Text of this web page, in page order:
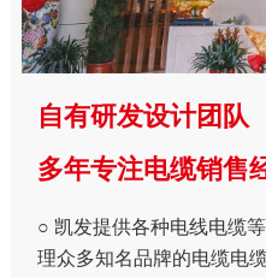
自有研发设计团队
多年专注电缆销售
○ 凯发提供各种电线电缆
理众多知名品牌的电缆电缆